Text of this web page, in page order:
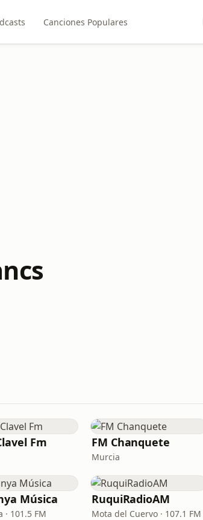
Canciones Populares
Fm FM Chanquete
Murcia
Música
· 101.5 FM
RuquiRadioAM
Mota del Cuervo · 107.1 FM